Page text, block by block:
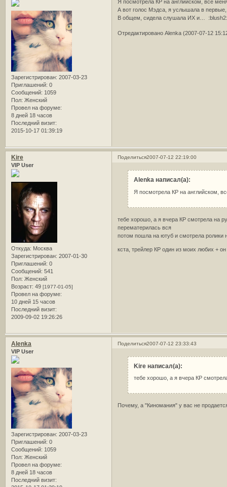
Зарегистрирован: 2007-03-23
Приглашений: 0
Сообщений: 1059
Пол: Женский
Провел на форуме:
8 дней 18 часов
Последний визит:
2015-10-17 01:39:19
Я посмотрела КР на английском, все
А вот голос Мэдса, я услышала в
В общем, сидела слушала ИХ и… :blush2:
Отредактировано Alenka (2007-07-12
Поделиться2007-07-12 22:19:00
Kire
VIP User
Откуда: Москва
Зарегистрирован: 2007-01-30
Приглашений: 0
Сообщений: 541
Пол: Женский
Возраст: 49 [1977-01-05]
Провел на форуме:
10 дней 15 часов
Последний визит:
2009-09-02 19:26:26
Alenka написал(а):
Я посмотрела КР на английском,
тебе хорошо, а я вчера КР смотрела на
перематерилась вся
потом пошла на ютуб и смотрела ролики
кста, трейлер КР один из моих любих +
Поделиться2007-07-12 23:33:43
Alenka
VIP User
Зарегистрирован: 2007-03-23
Приглашений: 0
Сообщений: 1059
Пол: Женский
Провел на форуме:
8 дней 18 часов
Последний визит:
Kire написал(а):
тебе хорошо, а я вчера КР
Почему, а "Киномания" у вас не